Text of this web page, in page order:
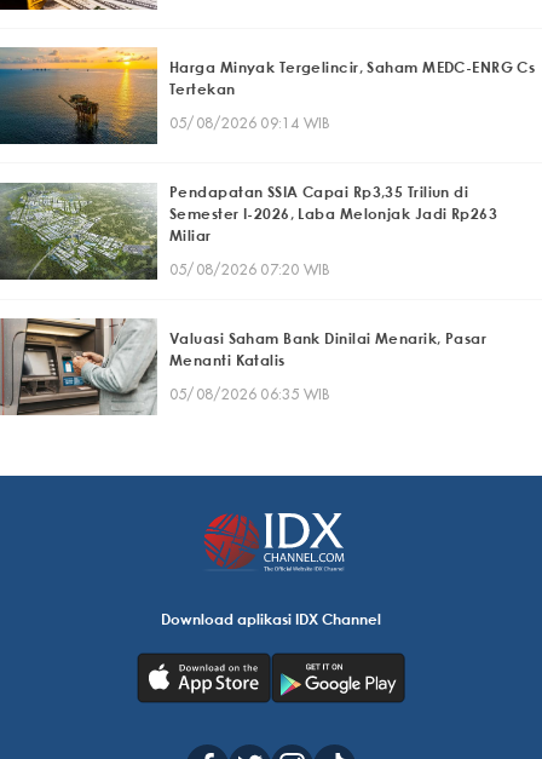
Harga Minyak Tergelincir, Saham MEDC-ENRG Cs
Tertekan
05/08/2026 09:14 WIB
Pendapatan SSIA Capai Rp3,35 Triliun di
Semester I-2026, Laba Melonjak Jadi Rp263
Miliar
05/08/2026 07:20 WIB
Valuasi Saham Bank Dinilai Menarik, Pasar
Menanti Katalis
05/08/2026 06:35 WIB
Download aplikasi IDX Channel